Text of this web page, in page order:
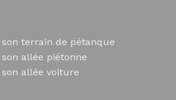
terrain de pétanque
allée piétonne
allée voiture